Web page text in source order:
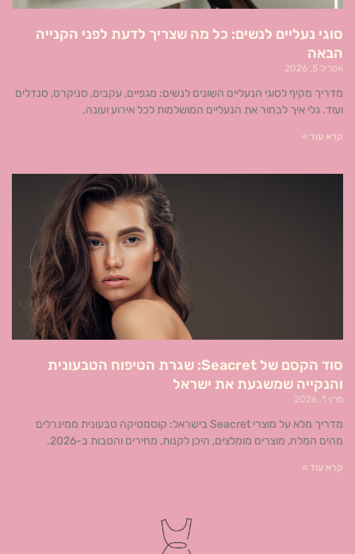
סוגי נעליים לנשים: כל מה שצריך לדעת לפני הקנייה
הבאה
אפריל 5, 2026
מדריך מקיף לסוגי הנעליים השונים לנשים: מגפיים, עקבים, סניקרס, סנדלים
ועוד. גלי איך לבחור את הנעליים המושלמות לכל אירוע ועונה.
קרא עוד »
סוד הקסם של Seacret: שגרת הטיפוח הטבעונית
והנקייה שמשגעת את ישראל
מרץ 1, 2026
מדריך מלא על מוצרי Seacret בישראל: קוסמטיקה טבעונית ממינרלים
מהים המלח, מוצרים מומלצים, היכן לקנות, מחירים והטבות ב-2026.
קרא עוד »